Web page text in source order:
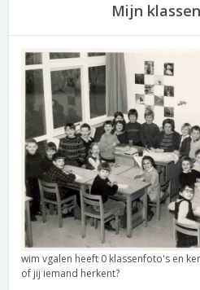
Mijn
wim vgalen heeft 0 klassenfoto's en
of jij iemand herkent?